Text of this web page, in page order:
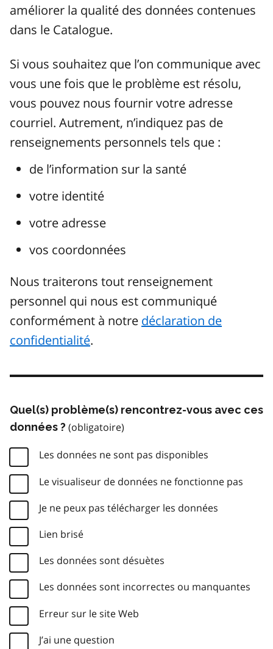
améliorer la qualité des données contenues
dans le Catalogue.
Si vous souhaitez que l’on communique avec
vous une fois que le problème est résolu,
vous pouvez nous fournir votre adresse
courriel. Autrement, n’indiquez pas de
renseignements personnels tels que :
de l’information sur la santé
votre identité
votre adresse
vos coordonnées
Nous traiterons tout renseignement
personnel qui nous est communiqué
conformément à notre déclaration de
confidentialité.
Quel(s) problème(s) rencontrez-vous avec ces
données ?
Les données ne sont pas disponibles
Le visualiseur de données ne fonctionne pas
Je ne peux pas télécharger les données
Lien brisé
Les données sont désuètes
Les données sont incorrectes ou manquantes
Erreur sur le site Web
J’ai une question